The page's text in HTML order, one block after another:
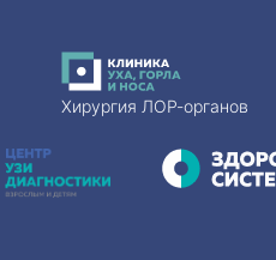
Хирургия ЛОР-органов